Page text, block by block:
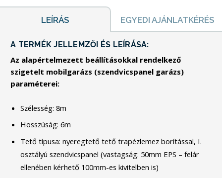
LEÍRÁS EGYEDI AJÁNLATKÉRÉS
A TERMÉK JELLEMZŐI ÉS LEÍRÁSA:
Az alapértelmezett beállításokkal rendelkező
szigetelt mobilgarázs (szendvicspanel garázs)
paraméterei:
Szélesség: 8m
Hosszúság: 6m
Tető típusa: nyeregtető tető trapézlemez borítással, I.
osztályú szendvicspanel (vastagság: 50mm EPS – felár
ellenében kérhető 100mm-es kivitelben is)